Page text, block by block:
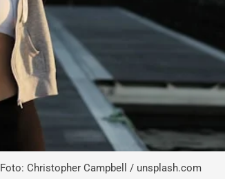
Foto: Christopher Campbell / unsplash.com